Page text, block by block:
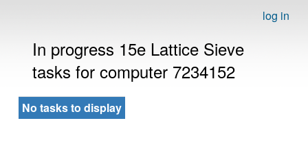
log in
In progress 15e Lattice Sieve
tasks for computer 7234152
No tasks to display